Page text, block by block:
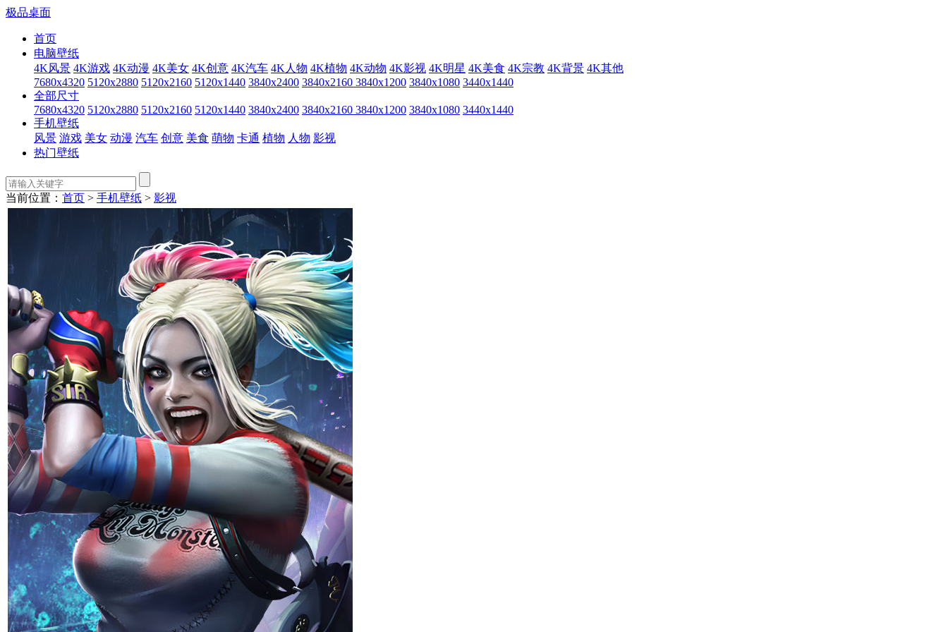
极品桌面
首页
电脑壁纸
4K风景 4K游戏 4K动漫 4K美女 4K创意 4K汽车 4K人物 4K植物 4K动物 4K影视 4K明星 4K美食 4K宗教 4K背景 4K其他
7680x4320 5120x2880 5120x2160 5120x1440 3840x2400 3840x2160 3840x1200 3840x1080 3440x1440
全部尺寸
7680x4320 5120x2880 5120x2160 5120x1440 3840x2400 3840x2160 3840x1200 3840x1080 3440x1440
手机壁纸
风景 游戏 美女 动漫 汽车 创意 美食 萌物 卡通 植物 人物 影视
热门壁纸
当前位置： 首页 > 手机壁纸 > 影视